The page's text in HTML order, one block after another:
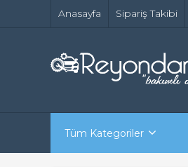
Anasayfa Sipariş Takibi
Tüm Kategoriler